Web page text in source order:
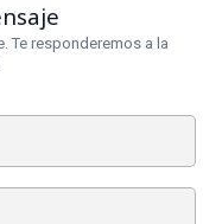
Te responderemos a la